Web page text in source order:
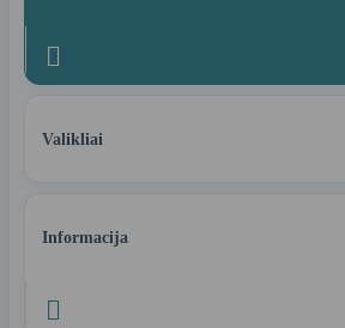

Valikliai
Informacija
